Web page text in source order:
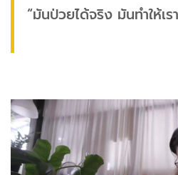
“มันป่วยได้จริง มันทำให้เร